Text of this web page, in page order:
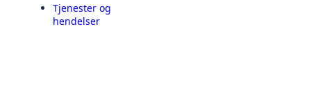
Tjenester og
hendelser